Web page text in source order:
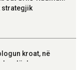
i themelimit të
të Skënderbeut
strategjik
kroat, në